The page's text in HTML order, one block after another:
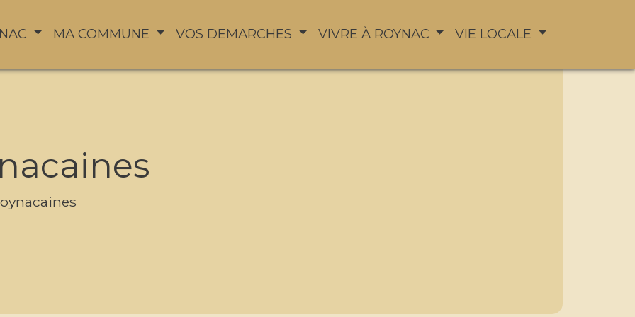
MA COMMUNE VOS DEMARCHES VIVRE À ROYNAC VIE LOCALE